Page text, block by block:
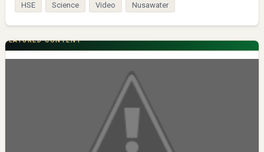
HSE Science Video Nusawater
FEATURED CONTENT